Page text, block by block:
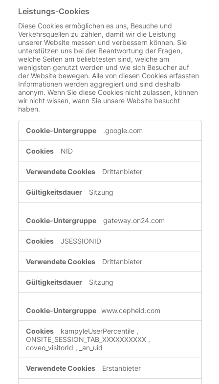
Leistungs-Cookies
Diese Cookies ermöglichen es uns, Besuche und
Verkehrsquellen zu zählen, damit wir die Leistung
unserer Website messen und verbessern können. Sie
unterstützen uns bei der Beantwortung der Fragen,
welche Seiten am beliebtesten sind, welche am
wenigsten genutzt werden und wie sich Besucher auf
der Website bewegen. Alle von diesen Cookies erfassten
Informationen werden aggregiert und sind deshalb
anonym. Wenn Sie diese Cookies nicht zulassen, können
wir nicht wissen, wann Sie unsere Website besucht
haben.
Cookies
.google.com
NID
Drittanbieter
Sitzung
gateway.on24.com
JSESSIONID
Drittanbieter
Sitzung
www.cepheid.com
kampyleUserPercentile ,
ONSITE_SESSION_TAB_XXXXXXXXXX ,
coveo_visitorId , _an_uid
Erstanbieter